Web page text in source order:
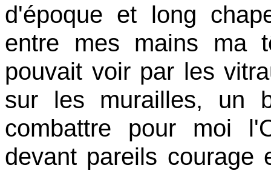
d'époque et long
entre mes mains ma
pouvait voir par les
sur les murailles, un
combattre pour moi
devant pareils courage